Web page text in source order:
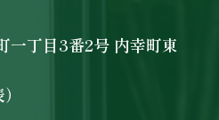
一丁目3番2号 内幸町東